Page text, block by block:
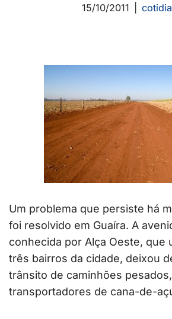
15/10/2011
Um problema que persiste há
foi resolvido em Guaíra. A
conhecida por Alça Oeste, que
três bairros da cidade, deixou
trânsito de caminhões
transportadores de cana-de-